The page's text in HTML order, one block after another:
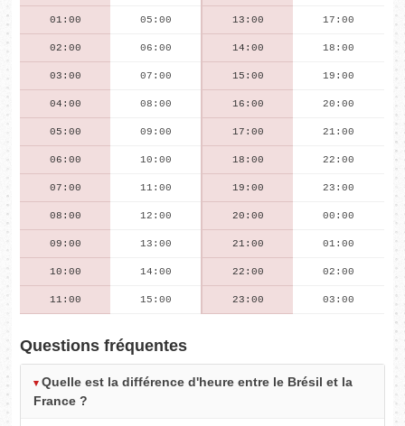
01:00 05:00 13:00 17:00
02:00 06:00 14:00 18:00
03:00 07:00 15:00 19:00
04:00 08:00 16:00 20:00
05:00 09:00 17:00 21:00
06:00 10:00 18:00 22:00
07:00 11:00 19:00 23:00
08:00 12:00 20:00 00:00
09:00 13:00 21:00 01:00
10:00 14:00 22:00 02:00
11:00 15:00 23:00 03:00
Questions fréquentes
Quelle est la différence d'heure entre le Brésil et la
France ?